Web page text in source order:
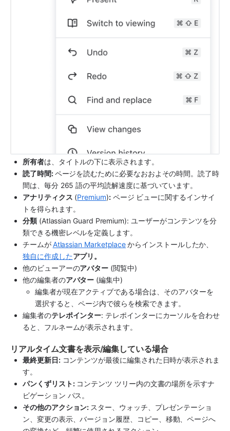
所有者は、タイトルの下に表示されます。
読了時間: ページを読むために必要なおおよその時間。読了時
間は、毎分 265 語の平均読解速度に基づいています。
アナリティクス (Premium): ページ ビューに関するインサイ
トを得られます。
分類 (Atlassian Guard Premium): ユーザーがコンテンツを分
類できる機密レベルを定義します。
チームがAtlassian Marketplaceからインストールしたか、
独自に作成したアプリ 。
他のビューアーのアバター (閲覧中)
他の編集者のアバター (編集中)
編集者が現在アクティブである場合は、そのアバターを
選択すると、ページ内で彼らを検索できます。
編集者のテレポインター: テレポインターにカーソルを合わせ
ると、フルネームが表示されます。
リアルタイム文書を表示/編集している場合
最終更新日: コンテンツが最後に編集された日時が表示されま
す。
パンくずリスト: コンテンツ ツリー内の文書の場所を示すナ
ビゲーション パス。
その他のアクション: スター、ウォッチ、プレゼンテーショ
ン、変更の表示、バージョン履歴、コピー、移動、ページへ